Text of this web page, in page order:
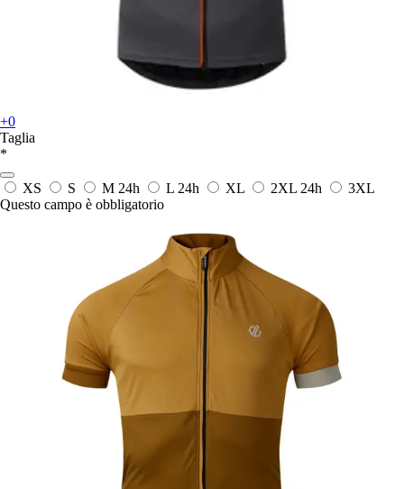
+0
Taglia
*
XS S M 24h L 24h XL 2XL 24h
3XL
Questo campo è obbligatorio